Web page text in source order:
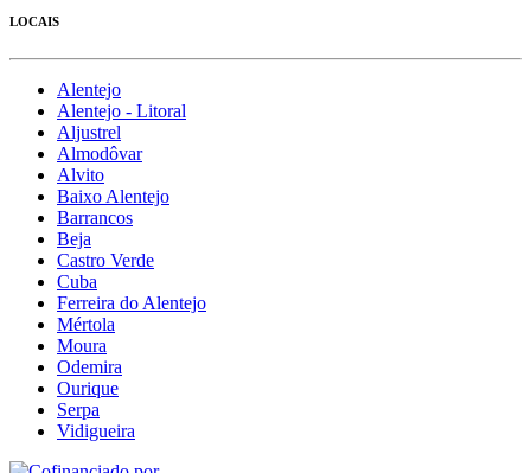
LOCAIS
Alentejo
Alentejo - Litoral
Aljustrel
Almodôvar
Alvito
Baixo Alentejo
Barrancos
Beja
Castro Verde
Cuba
Ferreira do Alentejo
Mértola
Moura
Odemira
Ourique
Serpa
Vidigueira